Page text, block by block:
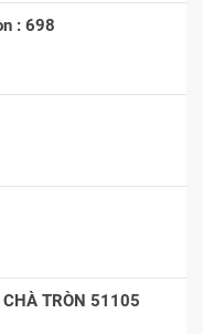
: 698
TRÒN 51105